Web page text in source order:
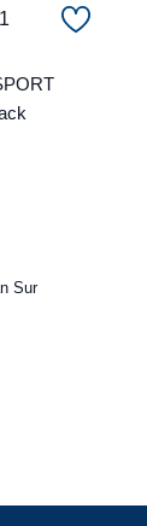
Sur